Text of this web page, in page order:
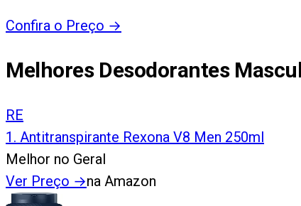
Confira o Preço →
Melhores Desodorantes
RE
1 . Antitranspirante Rexona V8 Men 250ml
Melhor no Geral
Ver Preço →na Amazon